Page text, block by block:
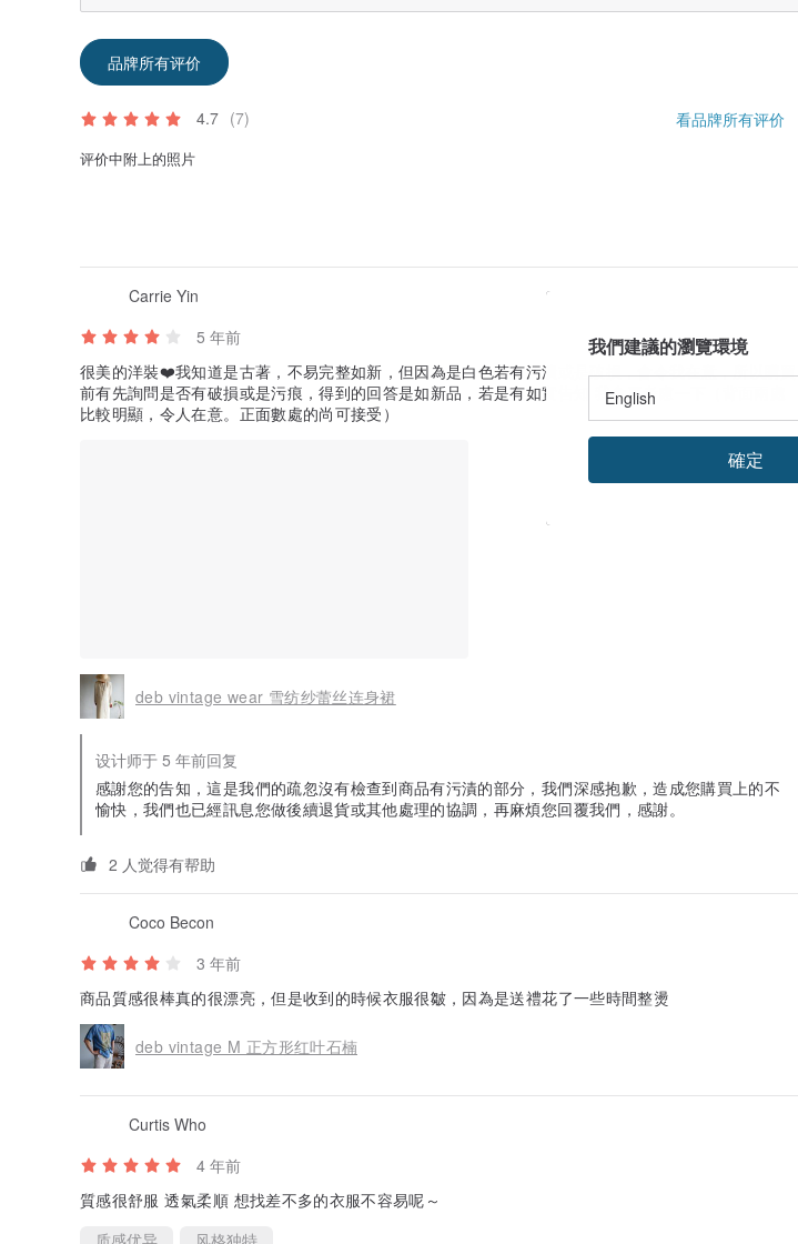
品牌所有评价
4.7 (7) 看品牌所有评价
评价中附上的照片
Carrie Yin
5 年前
很美的洋裝❤️我知道是古著，不易完整如新，但因為是白色若有污漬或是破損，會令我在意，所以購買
前有先詢問是否有破損或是污痕，得到的回答是如新品，若是有如實告知 我會再考慮一下（背面兩處
比較明顯，令人在意。正面數處的尚可接受）
deb vintage wear 雪纺纱蕾丝连身裙
设计师于 5 年前回复
感謝您的告知，這是我們的疏忽沒有檢查到商品有污漬的部分，我們深感抱歉，造成您購買上的不
愉快，我們也已經訊息您做後續退貨或其他處理的協調，再麻煩您回覆我們，感謝。
2 人觉得有帮助
Coco Becon
3 年前
商品質感很棒真的很漂亮，但是收到的時候衣服很皺，因為是送禮花了一些時間整燙
deb vintage M 正方形红叶石楠
Curtis Who
4 年前
質感很舒服 透氣柔順 想找差不多的衣服不容易呢～
我們建議的瀏覽環境
確定